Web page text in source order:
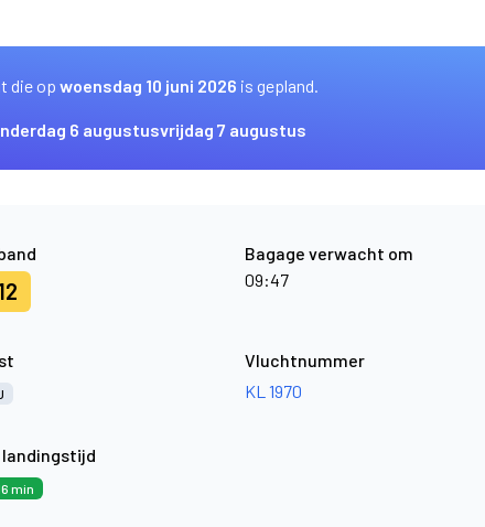
die op woensdag 10 juni 2026 is gepland.
6 augustusvrijdag 7 augustus
Bagage verwacht om
09:47
Vluchtnummer
KL 1970
min